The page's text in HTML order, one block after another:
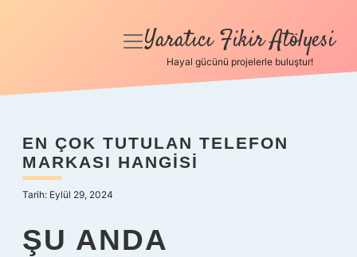
Anasayfa
Yasal Uyarı
Hakkımızda
menüyü
Yaratıcı Fikir Atölyesi
Hayal gücünü projelerle buluştur!
EN ÇOK TUTULAN TELEFON
MARKASI HANGISI
Tarih: Eylül 29, 2024
ŞU ANDA